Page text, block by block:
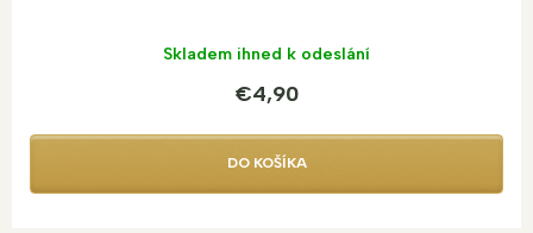
Skladem ihned k odeslání
€4,90
DO KOŠÍKA